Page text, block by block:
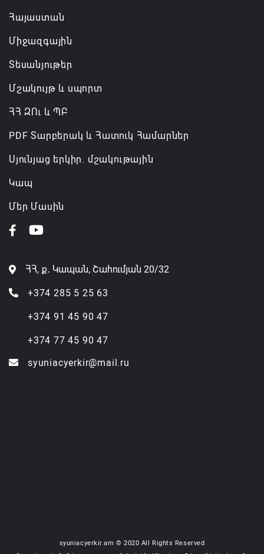
Հայաստան
Միջազգային
Տեսանյութեր
Մշակույթ և սպորտ
ՀՀ ԶՈւ և ՊԲ
PDF Տարբերակ և Հատուկ Համարներ
Սյունյաց երկիր. մշակութային
Կապ
Մեր Մասին
ՀՀ, ք․ Կապան, Շահումյան 20/32
+374 285 5 25 63
+374 91 45 90 47
+374 77 45 90 47
syuniacyerkir@mail.ru
syuniacyerkir.am © 2020 All Rights Reserved